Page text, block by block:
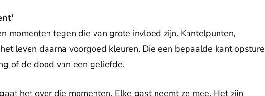
momenten tegen die van grote invloed zijn. Kantelpunten,
leven daarna voorgoed kleuren. Die een bepaalde kant
of de dood van een geliefde.
het over die momenten. Elke gast neemt ze mee. Het zijn